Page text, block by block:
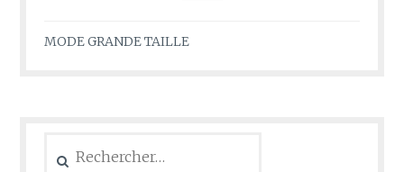
MODE GRANDE TAILLE